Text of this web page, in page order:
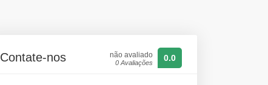
Contate-nos não avaliado
0 Avaliações 0.0